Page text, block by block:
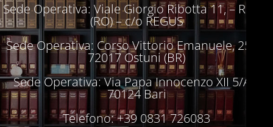
Sede Operativa: Viale Giorgio Ribotta 11, – Roma
(RO) – c/o REGUS
Sede Operativa: Corso Vittorio Emanuele, 250 –
72017 Ostuni (BR)
Sede Operativa: Via Papa Innocenzo XII 5/A –
70124 Bari
Telefono: +39 0831 726083